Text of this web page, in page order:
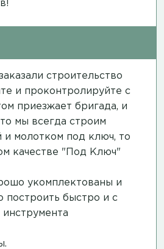
строительство
и проконтролируйте с
приезжает бригада, и
мы всегда строим
и молотком под ключ, то
качестве "Под Ключ"
укомплектованы и
построить быстро и с